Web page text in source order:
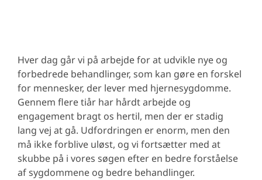
Hver dag går vi på arbejde for at udvikle nye og
forbedrede behandlinger, som kan gøre en forskel
for mennesker, der lever med hjernesygdomme.
Gennem flere tiår har hårdt arbejde og
engagement bragt os hertil, men der er stadig
lang vej at gå. Udfordringen er enorm, men den
må ikke forblive uløst, og vi fortsætter med at
skubbe på i vores søgen efter en bedre forståelse
af sygdommene og bedre behandlinger.